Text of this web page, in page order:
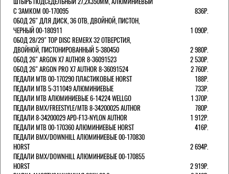
С ЗАМКОМ 00-170095
836Р.
ОБОД 26" ДЛЯ ДИСК, 36 ОТВ, ДВОЙНОЙ, ПИСТОН,
ЧЕРНЫЙ 00-180911
1 090Р.
ОБОД 28/29" TOP DISC REMERX 32 ОТВЕРСТИЯ,
ДВОЙНОЙ, ПИСТОНИРОВАННЫЙ 5-380450
2 980Р.
ОБОД 26" ARGON X7 AUTHOR 8-36091523
2 530Р.
ОБОД 26" ARGON PRO X7 AUTHOR 8-36091524
2 760Р.
ПЕДАЛИ МТВ 00-170290 ПЛАСТИКОВЫЕ HORST
188Р.
ПЕДАЛИ MTB 5-311049 АЛЮМИНИЕВЫЕ
733Р.
ПЕДАЛИ MTB АЛЮМИНИЕВЫЕ 6-14224 WELLGO
1 370Р.
ПЕДАЛИ BMX/FREESTYLE/MTB 8-34200025 AUTHOR
780Р.
ПЕДАЛИ 8-34200029 APD-F13-NYLON AUTHOR
1 912Р.
ПЕДАЛИ МТВ 00-170360 АЛЮМИНИЕВЫЕ HORST
416Р.
ПЕДАЛИ BMX/DOWNHILL АЛЮМИНИЕВЫЕ 00-170830
HORST
2 694Р.
ПЕДАЛИ BMX/DOWNHILL АЛЮМИНИЕВЫЕ 00-170855
HORST
2 919Р.